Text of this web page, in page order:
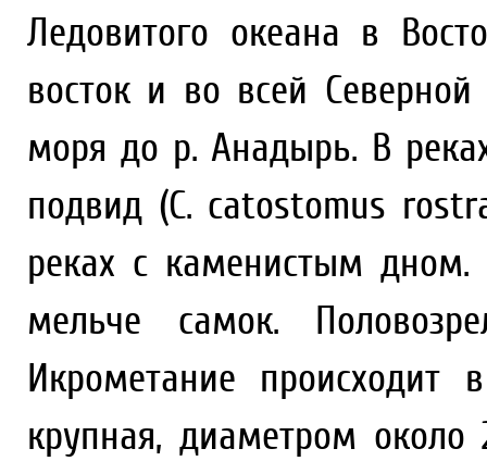
Ледовитого океана в
восток и во всей
моря до р. Анадырь. В
подвид (С. catostomus
реках с каменистым
мельче самок.
Икрометание
крупная, диаметром